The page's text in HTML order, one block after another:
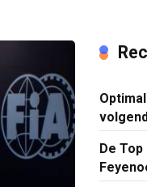
De